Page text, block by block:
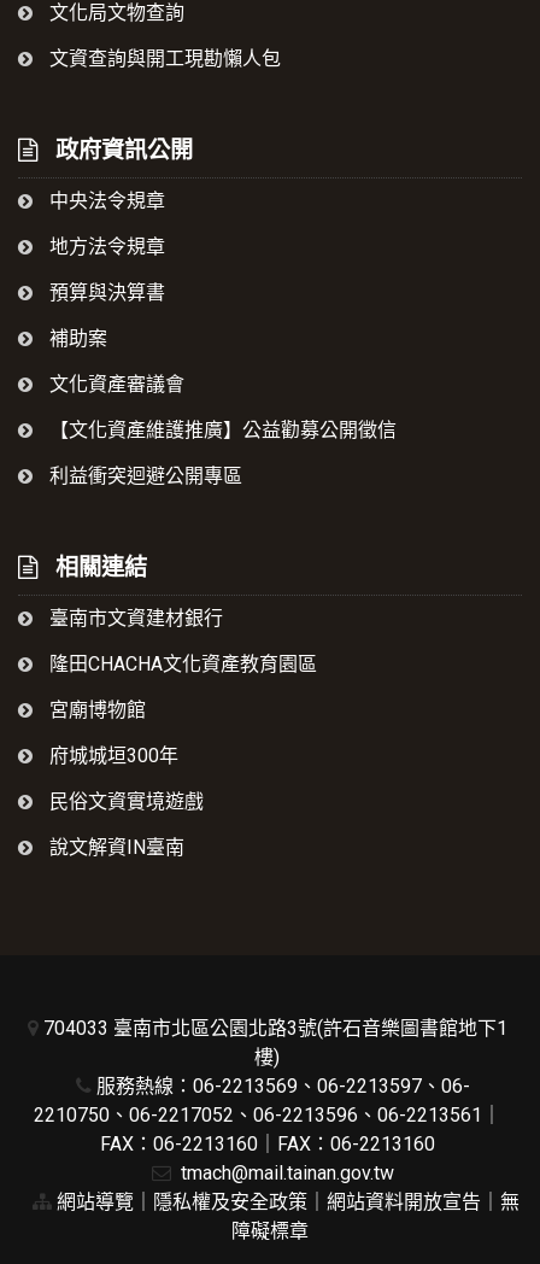
文化局文物查詢
文資查詢與開工現勘懶人包
政府資訊公開
中央法令規章
地方法令規章
預算與決算書
補助案
文化資產審議會
【文化資產維護推廣】公益勸募公開徵信
利益衝突迴避公開專區
相關連結
臺南市文資建材銀行
隆田CHACHA文化資產教育園區
宮廟博物館
府城城垣300年
民俗文資實境遊戲
說文解資IN臺南
704033 臺南市北區公園北路3號(許石音樂圖書館地下1
樓)
服務熱線：06-2213569、06-2213597、06-
2210750、06-2217052、06-2213596、06-2213561｜
FAX：06-2213160｜FAX：06-2213160
tmach@mail.tainan.gov.tw
網站導覽
隱私權及安全政策 網站資料開放宣告
無
障礙標章